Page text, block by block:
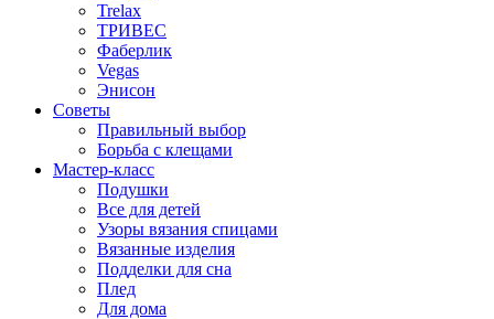
Trelax
ТРИВЕС
Фаберлик
Vegas
Энисон
Советы
Правильный выбор
Борьба с клещами
Мастер-класс
Подушки
Все для детей
Узоры вязания спицами
Вязанные изделия
Подделки для сна
Плед
Для дома